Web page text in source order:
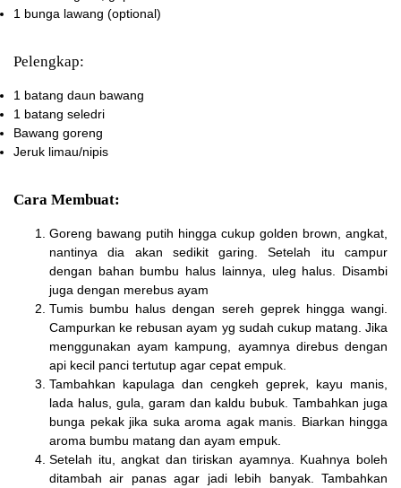
1 bunga lawang (optional)
Pelengkap:
1 batang daun bawang
1 batang seledri
Bawang goreng
Jeruk limau/nipis
Cara Membuat:
Goreng bawang putih hingga cukup golden brown, angkat,
nantinya dia akan sedikit garing. Setelah itu campur
dengan bahan bumbu halus lainnya, uleg halus. Disambi
juga dengan merebus ayam
Tumis bumbu halus dengan sereh geprek hingga wangi.
Campurkan ke rebusan ayam yg sudah cukup matang. Jika
menggunakan ayam kampung, ayamnya direbus dengan
api kecil panci tertutup agar cepat empuk.
Tambahkan kapulaga dan cengkeh geprek, kayu manis,
lada halus, gula, garam dan kaldu bubuk. Tambahkan juga
bunga pekak jika suka aroma agak manis. Biarkan hingga
aroma bumbu matang dan ayam empuk.
Setelah itu, angkat dan tiriskan ayamnya. Kuahnya boleh
ditambah air panas agar jadi lebih banyak. Tambahkan